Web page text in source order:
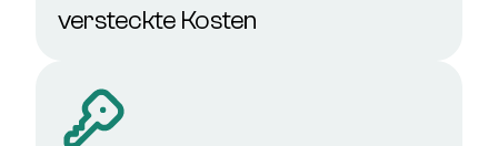
versteckte Kosten